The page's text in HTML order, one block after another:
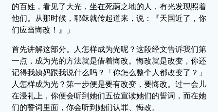
的百姓，看见了大光，坐在死荫之地的人，有光发现照着
他们。从那时候，耶稣就传起道来，说：『天国近了，你
们应当悔改！』」
首先讲解这部分。人怎样成为光呢？这段经文告诉我们第
一点，成为光的方法就是借着悔改。悔改就是改变，你还
记得我姨妈跟我说什么吗？「你怎么整个人都改变了？」
人怎样成为光？第一步便是要有改变，要悔改。过一会儿
在浸礼上，你便会听到她们五位宣读她们的誓词，而在她
们的誓词里面，你会听到她们认罪、悔改。